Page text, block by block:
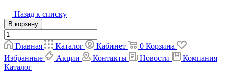
Назад к списку
В корзину
Главная Каталог Кабинет 0 Корзина
Избранные
Акции Контакты Новости
Компания
Каталог